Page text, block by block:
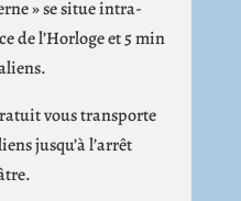
» se situe intra-
de l’Horloge et 5 min
vous transporte
jusqu’à l’arrêt